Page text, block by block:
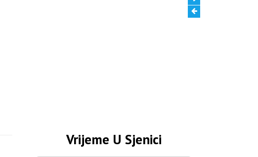
Vrijeme U Sjenici